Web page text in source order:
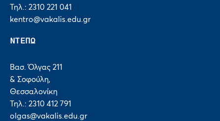
Τηλ.: 2310 221 041
kentro@vakalis.edu.gr
ΝΤΕΠΩ
Βασ. Όλγας 211
& Σοφούλη,
Θεσσαλονίκη
Τηλ.: 2310 412 791
olgas@vakalis.edu.gr